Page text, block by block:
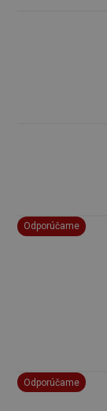
Odporúčame
Odporúčame